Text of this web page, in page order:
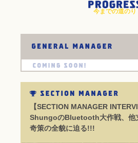
今までの道のり
【SECTION MANAGER
ShungoのBluetooth大作戦、他
奇策の全貌に迫る!!!